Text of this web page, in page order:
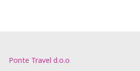
Ponte Travel d.o.o